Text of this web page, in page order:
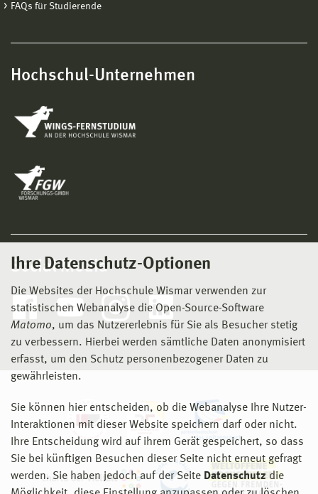
Ihre Datenschutz-Optionen
Die Websites der Hochschule Wismar verwenden zur
statistischen Webanalyse die Open-Source-Software
Matomo, um das Nutzererlebnis für Sie als Besucher stetig
zu verbessern. Hierbei werden sämtliche Daten anonymisiert
erfasst, um den Schutz personenbezogener Daten zu
gewährleisten.
Sie können hier entscheiden, ob die Webanalyse Ihre Nutzer-
Interaktionen mit dieser Website speichern darf oder nicht.
Ihre Entscheidung wird auf ihrem Gerät gespeichert, so dass
Sie bei künftigen Besuchen dieser Seite nicht erneut gefragt
werden. Sie haben jedoch auf der Seite Datenschutz die
FAQs für Studierende
Hochschul-Unternehmen
Social Media